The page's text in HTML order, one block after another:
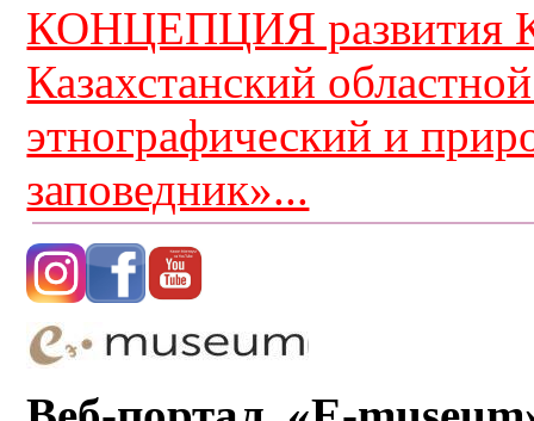
КОНЦЕПЦИЯ развития
Казахстанский
этнографический и
заповедник»...